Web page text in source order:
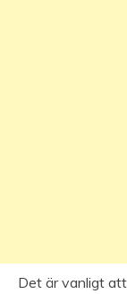
Det är vanligt